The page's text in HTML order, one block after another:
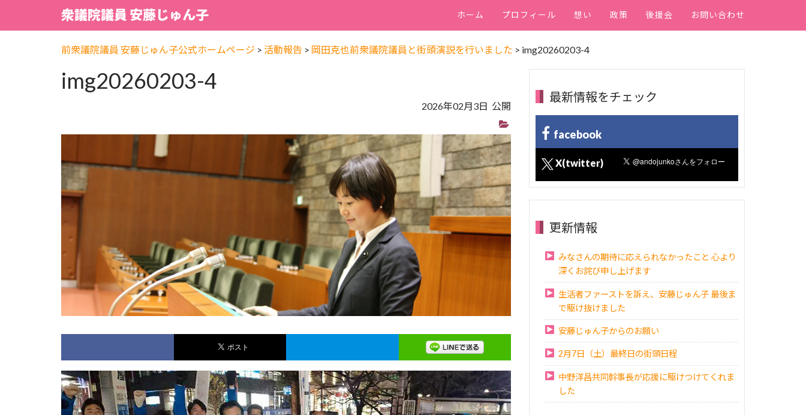
衆議院議員 安藤じゅん子 ホーム プロフィール 想い 政策 後援会 お問い合わせ
前衆議院議員 安藤じゅん子公式ホームページ > 活動報告 > 岡田克也前衆議院議員と街頭演説を行いました > img20260203-4
img20260203-4
2026年02月3日 公開
最新情報をチェック
facebook
X(twitter)
更新情報
みなさんの期待に応えられなかったこと 心より
深くお詫び申し上げます
生活者ファーストを訴え、安藤じゅん子 最後ま
で駆け抜けました
安藤じゅん子からのお願い
2月7日（土）最終日の街頭日程
中野洋昌共同幹事長が応援に駆けつけてくれま
した